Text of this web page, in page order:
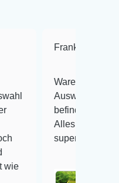
Frank Hackmayer
Warenanlieferung Top und
Auswahl plus
befinden der Fische
Alles ist quick lebendig und
super Zustand. Gerne